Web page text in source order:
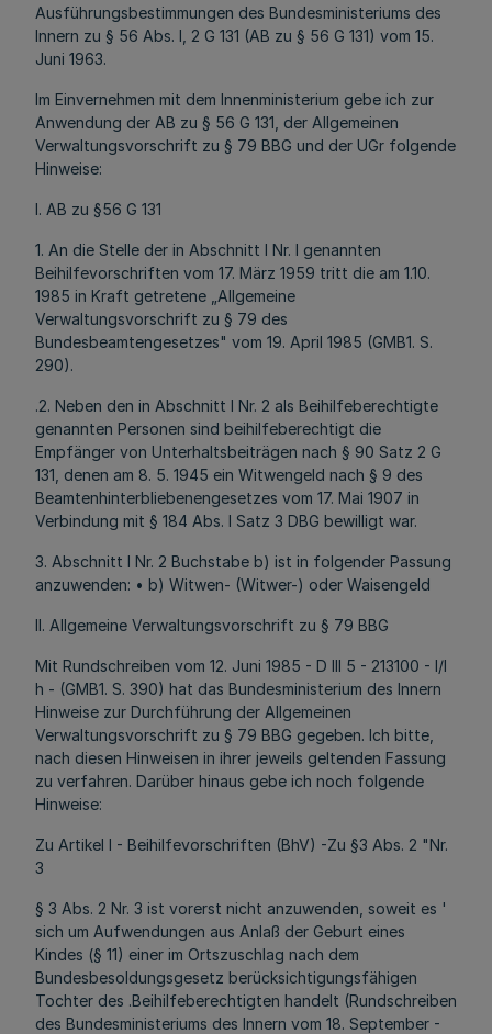
Ausführungsbestimmungen des Bundesministeriums des
Innern zu § 56 Abs. l, 2 G 131 (AB zu § 56 G 131) vom 15.
Juni 1963.
Im Einvernehmen mit dem Innenministerium gebe ich zur
Anwendung der AB zu § 56 G 131, der Allgemeinen
Verwaltungsvorschrift zu § 79 BBG und der UGr folgende
Hinweise:
I. AB zu §56 G 131
1. An die Stelle der in Abschnitt I Nr. l genannten
Beihilfevorschriften vom 17. März 1959 tritt die am 1.10.
1985 in Kraft getretene „Allgemeine
Verwaltungsvorschrift zu § 79 des
Bundesbeamtengesetzes" vom 19. April 1985 (GMB1. S.
290).
.2. Neben den in Abschnitt I Nr. 2 als Beihilfeberechtigte
genannten Personen sind beihilfeberechtigt die
Empfänger von Unterhaltsbeiträgen nach § 90 Satz 2 G
131, denen am 8. 5. 1945 ein Witwengeld nach § 9 des
Beamtenhinterbliebenengesetzes vom 17. Mai 1907 in
Verbindung mit § 184 Abs. l Satz 3 DBG bewilligt war.
3. Abschnitt I Nr. 2 Buchstabe b) ist in folgender Passung
anzuwenden: • b) Witwen- (Witwer-) oder Waisengeld
II. Allgemeine Verwaltungsvorschrift zu § 79 BBG
Mit Rundschreiben vom 12. Juni 1985 - D III 5 - 213100 - l/l
h - (GMB1. S. 390) hat das Bundesministerium des Innern
Hinweise zur Durchführung der Allgemeinen
Verwaltungsvorschrift zu § 79 BBG gegeben. Ich bitte,
nach diesen Hinweisen in ihrer jeweils geltenden Fassung
zu verfahren. Darüber hinaus gebe ich noch folgende
Hinweise:
Zu Artikel l - Beihilfevorschriften (BhV) -Zu §3 Abs. 2 "Nr.
3
§ 3 Abs. 2 Nr. 3 ist vorerst nicht anzuwenden, soweit es '
sich um Aufwendungen aus Anlaß der Geburt eines
Kindes (§ 11) einer im Ortszuschlag nach dem
Bundesbesoldungsgesetz berücksichtigungsfähigen
Tochter des .Beihilfeberechtigten handelt (Rundschreiben
des Bundesministeriums des Innern vom 18. September -